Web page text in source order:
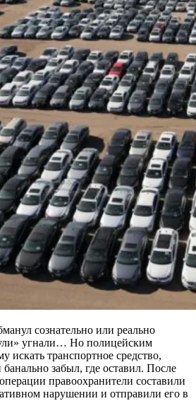
сознательно или реально
угнали… Но полицейским
искать транспортное средство,
банально забыл, где оставил. После
правоохранители составили
нарушении и отправили его в